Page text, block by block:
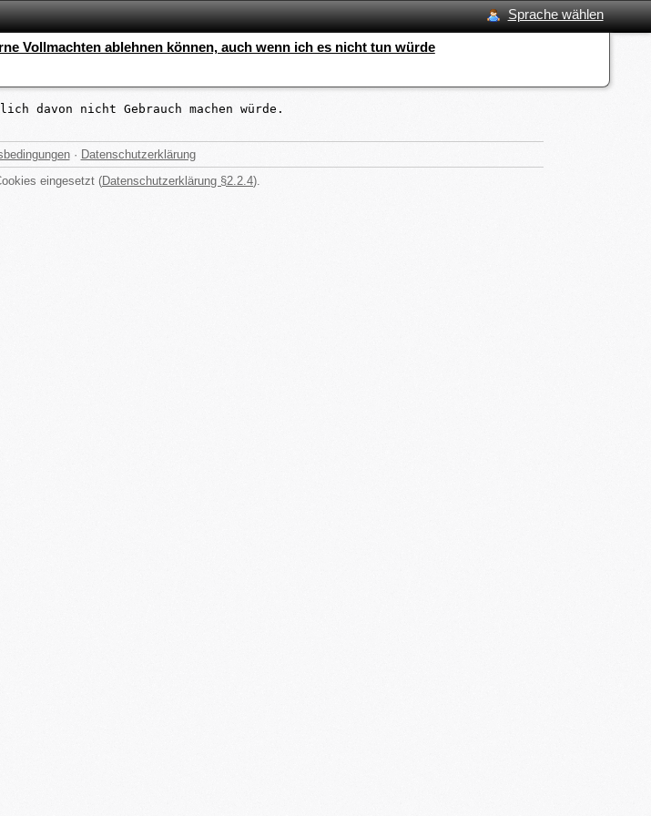
Sprache wählen
Vollmachten ablehnen können, auch wenn ich es nicht tun würde
davon nicht Gebrauch machen würde.
· Datenschutzerklärung
eingesetzt (Datenschutzerklärung §2.2.4).